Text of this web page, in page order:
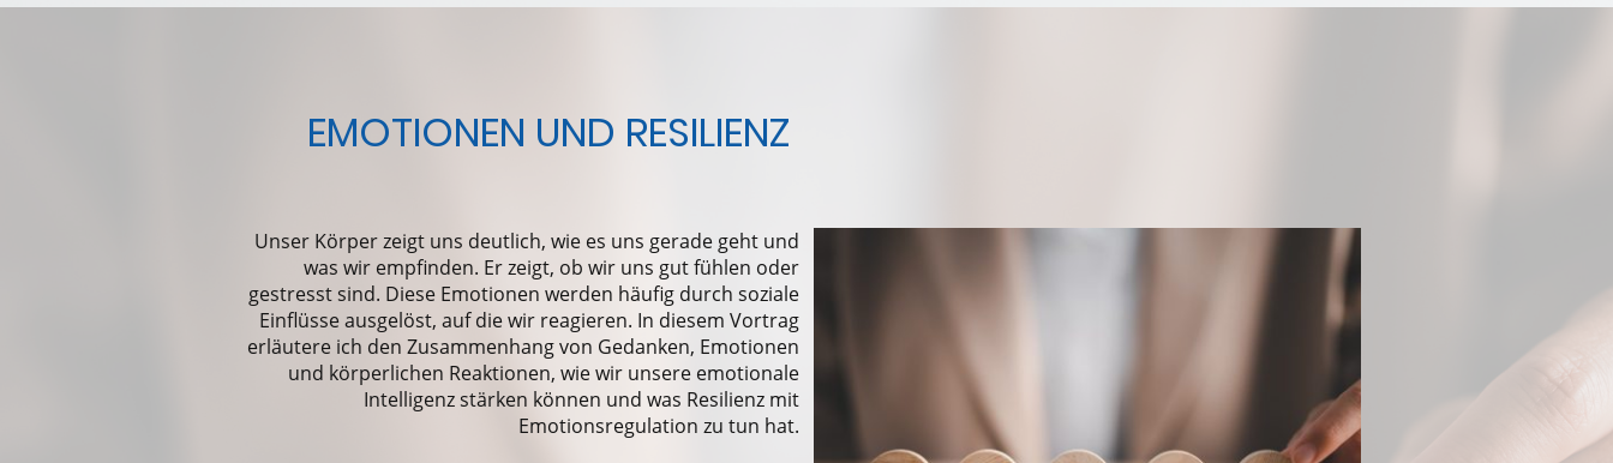
EMOTIONEN UND RESILIENZ
Unser Körper zeigt uns deutlich, wie es uns gerade geht und
was wir empfinden. Er zeigt, ob wir uns gut fühlen oder
gestresst sind. Diese Emotionen werden häufig durch soziale
Einflüsse ausgelöst, auf die wir reagieren. In diesem Vortrag
erläutere ich den Zusammenhang von Gedanken, Emotionen
und körperlichen Reaktionen, wie wir unsere emotionale
Intelligenz stärken können und was Resilienz mit
Emotionsregulation zu tun hat.